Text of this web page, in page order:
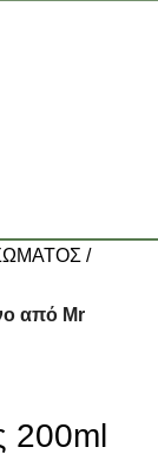
από Mr
200ml